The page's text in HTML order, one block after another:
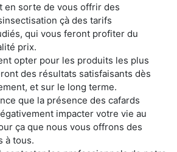
en sorte de vous offrir des
çà des tarifs
qui vous feront profiter du
prix.
opter pour les produits les plus
des résultats satisfaisants dès
et sur le long terme.
que la présence des cafards
impacter votre vie au
ça que nous vous offrons des
à tous.